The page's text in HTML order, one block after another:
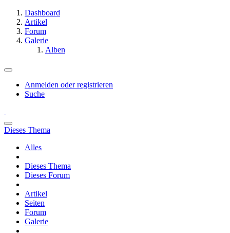
Dashboard
Artikel
Forum
Galerie
Alben
Anmelden oder registrieren
Suche
Dieses Thema
Alles
Dieses Thema
Dieses Forum
Artikel
Seiten
Forum
Galerie